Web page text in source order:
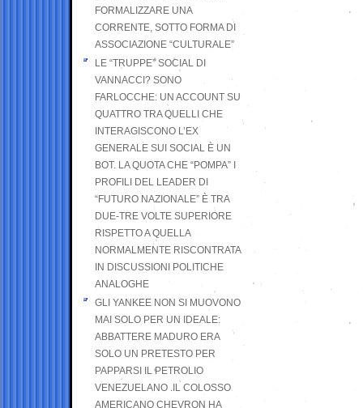
FORMALIZZARE UNA
CORRENTE, SOTTO FORMA DI
ASSOCIAZIONE “CULTURALE”
LE “TRUPPE” SOCIAL DI
VANNACCI? SONO
FARLOCCHE: UN ACCOUNT SU
QUATTRO TRA QUELLI CHE
INTERAGISCONO L’EX
GENERALE SUI SOCIAL È UN
BOT. LA QUOTA CHE “POMPA” I
PROFILI DEL LEADER DI
“FUTURO NAZIONALE” È TRA
DUE-TRE VOLTE SUPERIORE
RISPETTO A QUELLA
NORMALMENTE RISCONTRATA
IN DISCUSSIONI POLITICHE
ANALOGHE
GLI YANKEE NON SI MUOVONO
MAI SOLO PER UN IDEALE:
ABBATTERE MADURO ERA
SOLO UN PRETESTO PER
PAPPARSI IL PETROLIO
VENEZUELANO .IL COLOSSO
AMERICANO CHEVRON HA